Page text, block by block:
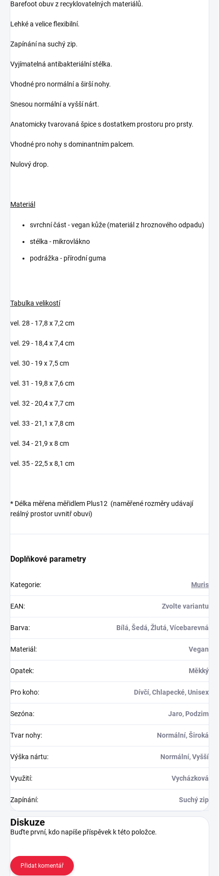
Barefoot obuv z recyklovatelných materiálů.
Lehké a velice flexibilní.
Zapínání na suchý zip.
Vyjímatelná antibakteriální stélka.
Vhodné pro normální a širší nohy.
Snesou normální a vyšší nárt.
Anatomicky tvarovaná špice s dostatkem prostoru pro prsty.
Vhodné pro nohy s dominantním palcem.
Nulový drop.
Materiál
svrchní část - vegan kůže (materiál z hroznového odpadu)
stélka - mikrovlákno
podrážka - přírodní guma
Tabulka velikostí
vel. 28 - 17,8 x 7,2 cm
vel. 29 - 18,4 x 7,4 cm
vel. 30 - 19 x 7,5 cm
vel. 31 - 19,8 x 7,6 cm
vel. 32 - 20,4 x 7,7 cm
vel. 33 - 21,1 x 7,8 cm
vel. 34 - 21,9 x 8 cm
vel. 35 - 22,5 x 8,1 cm
* Délka měřena měřidlem Plus12 (naměřené rozměry udávají
reálný prostor uvnitř obuvi)
Doplňkové parametry
Kategorie: Muris
EAN: Zvolte variantu
Barva: Bílá, Šedá, Žlutá, Vícebarevná
Materiál : Vegan
Opatek: Měkký
Pro koho: Dívčí, Chlapecké, Unisex
Sezóna: Jaro, Podzim
Tvar nohy: Normální, Široká
Výška nártu: Normální, Vyšší
Využití: Vycházková
Zapínání: Suchý zip
Diskuze
Buďte první, kdo napíše příspěvek k této položce.
Přidat komentář